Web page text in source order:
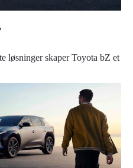
løsninger skaper Toyota bZ et